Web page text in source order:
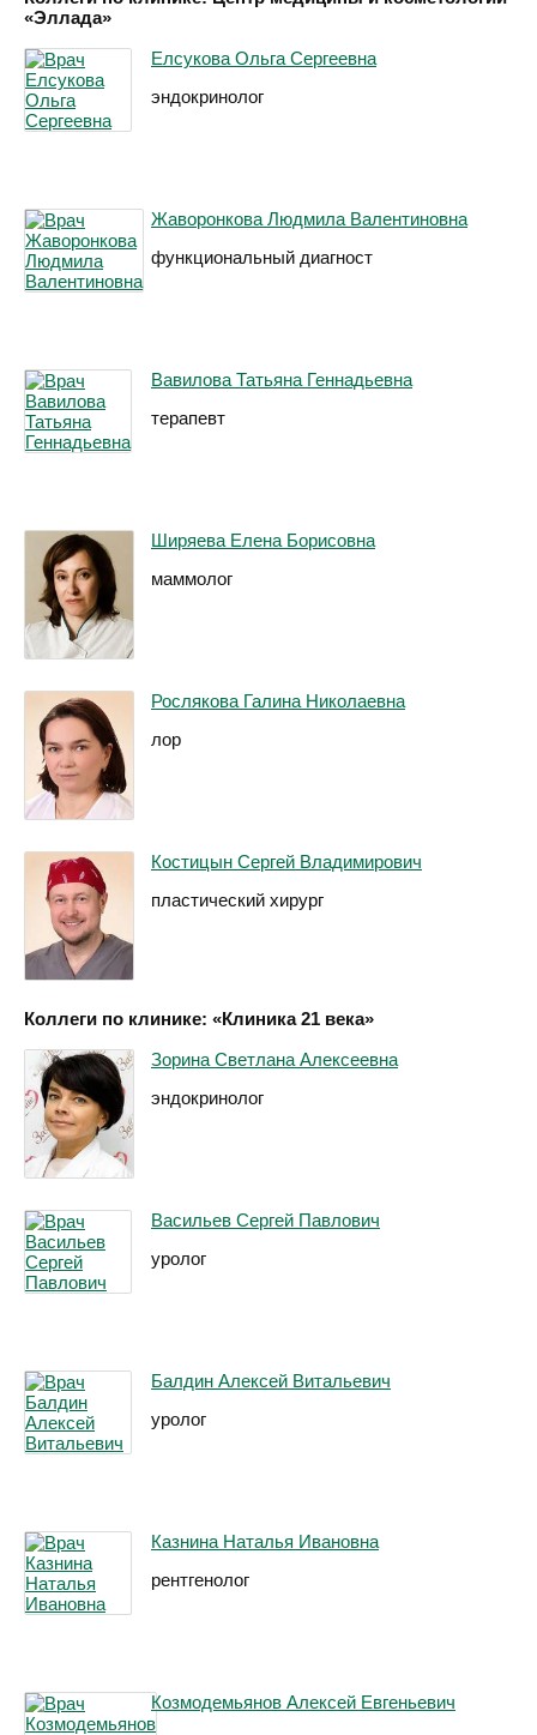
«Эллада»
Елсукова Ольга Сергеевна
эндокринолог
Жаворонкова Людмила Валентиновна
функциональный диагност
Вавилова Татьяна Геннадьевна
терапевт
Ширяева Елена Борисовна
маммолог
Рослякова Галина Николаевна
лор
Костицын Сергей Владимирович
пластический хирург
Коллеги по клинике: «Клиника 21 века»
Зорина Светлана Алексеевна
эндокринолог
Васильев Сергей Павлович
уролог
Балдин Алексей Витальевич
уролог
Казнина Наталья Ивановна
рентгенолог
Козмодемьянов Алексей Евгеньевич